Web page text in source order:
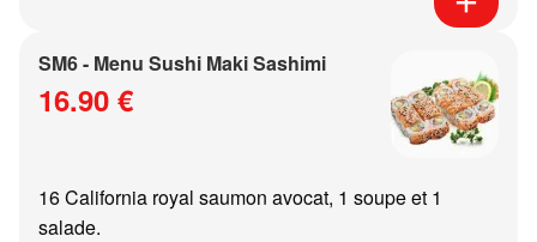
SM6 - Menu Sushi Maki Sashimi
16.90 €
16 California royal saumon avocat, 1 soupe et 1
salade.